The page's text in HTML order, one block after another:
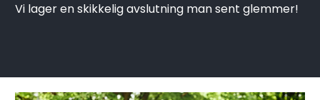
Vi lager en skikkelig avslutning man sent glemmer!